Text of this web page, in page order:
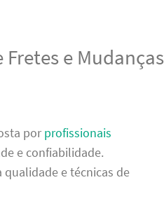
e Mudanças
por profissionais
e confiabilidade.
e técnicas de